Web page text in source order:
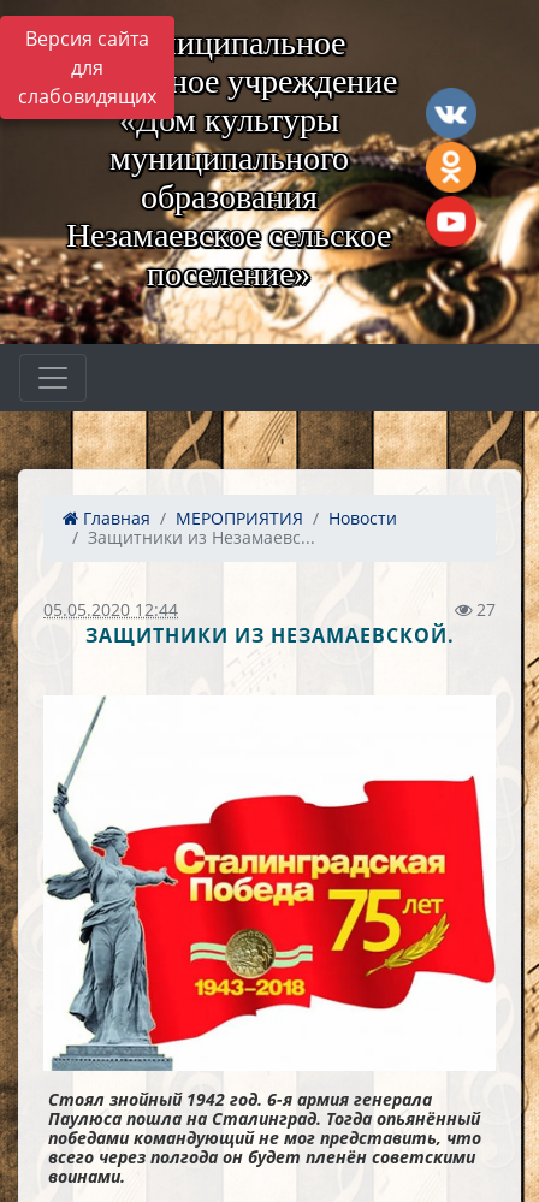
Версия сайта
для
слабовидящих
Муниципальное
бюджетное учреждение
«Дом культуры
муниципального
образования
Незамаевское сельское
поселение»
Главная МЕРОПРИЯТИЯ
Новости
Защитники из Незамаевс...
05.05.2020 12:44 27
ЗАЩИТНИКИ ИЗ НЕЗАМАЕВСКОЙ.
Стоял знойный 1942 год. 6-я армия генерала
Паулюса пошла на Сталинград. Тогда опьянённый
победами командующий не мог представить, что
всего через полгода он будет пленён советскими
воинами.